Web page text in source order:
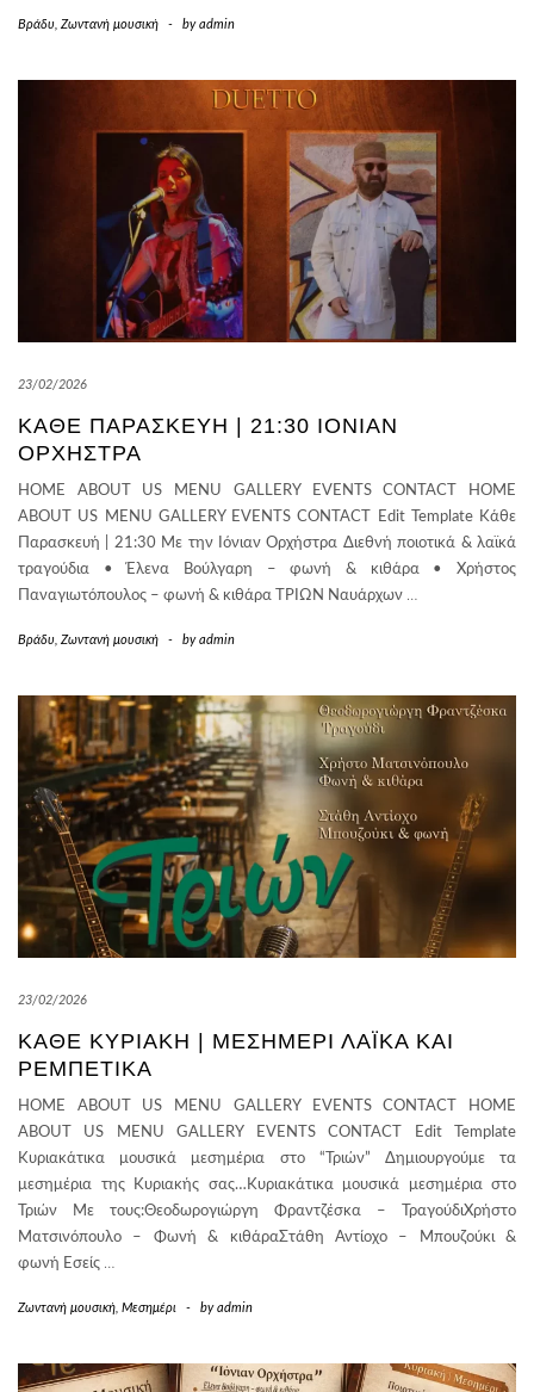
Βράδυ Ζωντανή μουσική - byadmin
23/02/2026
ΚΆΘΕ ΠΑΡΑΣΚΕΥΉ | 21:30 ΙΌΝΙΑΝ
ΟΡΧΉΣΤΡΑ
HOME ABOUT US MENU GALLERY EVENTS CONTACT HOME
ABOUT US MENU GALLERY EVENTS CONTACT Edit Template Κάθε
Παρασκευή | 21:30 Με την Ιόνιαν Ορχήστρα Διεθνή ποιοτικά & λαϊκά
τραγούδια • Έλενα Βούλγαρη – φωνή & κιθάρα • Χρήστος
Παναγιωτόπουλος – φωνή & κιθάρα ΤΡΙΩΝ Ναυάρχων …
Βράδυ Ζωντανή μουσική - byadmin
23/02/2026
ΚΆΘΕ ΚΥΡΙΑΚΉ | ΜΕΣΗΜΈΡΙ ΛΑΪΚΆ ΚΑΙ
ΡΕΜΠΈΤΙΚΑ
HOME ABOUT US MENU GALLERY EVENTS CONTACT HOME
ABOUT US MENU GALLERY EVENTS CONTACT Edit Template
Κυριακάτικα μουσικά μεσημέρια στο “Τριών” Δημιουργούμε τα
μεσημέρια της Κυριακής σας…Κυριακάτικα μουσικά μεσημέρια στο
Τριών Με τους:Θεοδωρογιώργη Φραντζέσκα – ΤραγούδιΧρήστο
Ματσινόπουλο – Φωνή & κιθάραΣτάθη Αντίοχο – Μπουζούκι &
φωνή Εσείς …
Ζωντανή μουσική Μεσημέρι - byadmin